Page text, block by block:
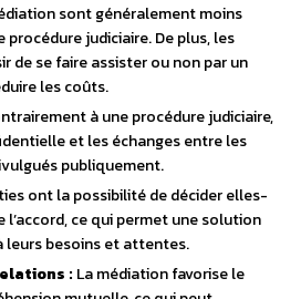
sont généralement moins
procédure judiciaire. De plus, les
de se faire assister ou non par un
les coûts.
à une procédure judiciaire,
et les échanges entre les
publiquement.
ont la possibilité de décider elles-
l’accord, ce qui permet une solution
leurs besoins et attentes.
: La médiation favorise le